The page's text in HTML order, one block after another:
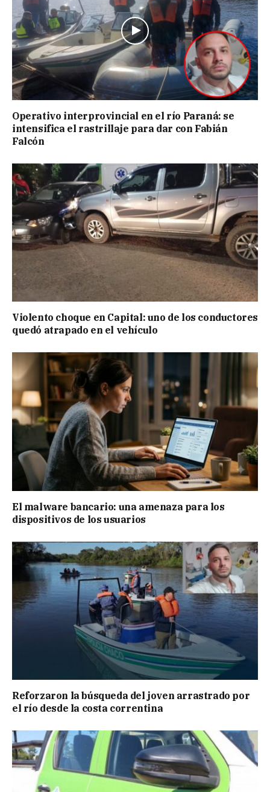
Operativo interprovincial en el río Paraná: se
intensifica el rastrillaje para dar con Fabián
Falcón
Violento choque en Capital: uno de los conductores
quedó atrapado en el vehículo
El malware bancario: una amenaza para los
dispositivos de los usuarios
Reforzaron la búsqueda del joven arrastrado por
el río desde la costa correntina